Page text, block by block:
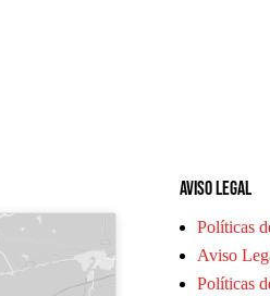
Aviso legal
Políticas
Aviso
Políticas